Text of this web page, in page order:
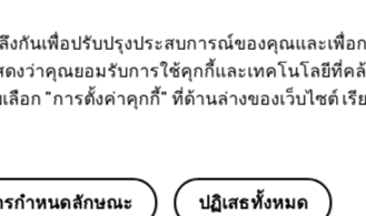
งกันเพื่อปรับปรุงประสบการณ์ของคุณและเพื่
งว่าคุณยอมรับการใช้คุกกี้และเทคโนโลยีที่ค
อก "การตั้งค่าคุกกี้" ที่ด้านล่างของเว็บไซต์ เรี
ปฏิเสธทั้งหมด
รกำหนดลักษณะ